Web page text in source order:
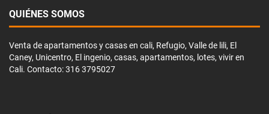
QUIÉNES SOMOS
Venta de apartamentos y casas en cali, Refugio, Valle de lili, El
Caney, Unicentro, El ingenio, casas, apartamentos, lotes, vivir en
Cali. Contacto: 316 3795027